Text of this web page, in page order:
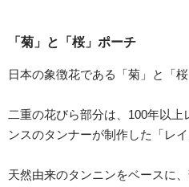
「菊」と「桜」ポーチ
日本の象徴花である「菊」と「
二重の花びら部分は、100年以
ンスのタンナーが制作した「レ
天然由来のタンニンをベースに